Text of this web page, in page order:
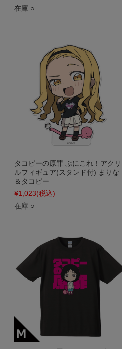
在庫 ○
タコピーの原罪 ぷにこれ！アクリ
ルフィギュア(スタンド付) まりな
＆タコピー
¥1,023(税込)
在庫 ○